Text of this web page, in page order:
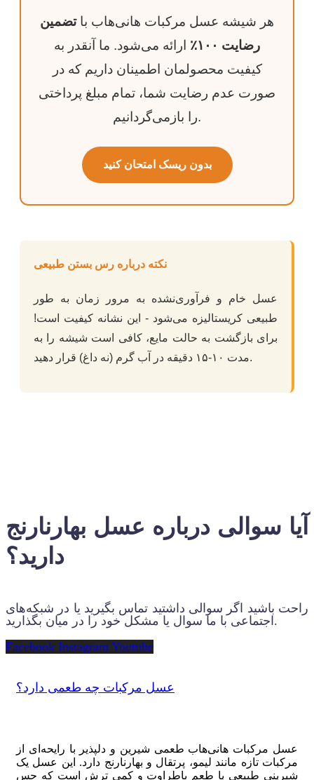
هر شیشه عسل مرکبات هانی‌هاب باتضمین
رضایت ۱۰۰٪
ارائه می‌شود. ما آنقدر به
کیفیت محصولمان اطمینان داریم که در
صورت عدم رضایت شما، تمام مبلغ پرداختی
را بازمی‌گردانیم.
بدون ریسک امتحان کنید
نکته درباره رس بستن طبیعی
عسل خام و فرآوری‌نشده به مرور زمان به طور
طبیعی کریستالیزه می‌شود - این نشانه کیفیت است!
برای بازگشت به حالت مایع، کافی است شیشه را به
مدت ۱۰-۱۵ دقیقه در آب گرم (نه داغ) قرار دهید.
آیا سوالی درباره عسل بهارنارنج
دارید؟
راحت باشید اگر سوالی داشتید تماس بگیرید یا در شبکه‌های
اجتماعی با ما سوال یا مشکل خود را در میان بگذارید.
Facebook Instagram Youtube
عسل مرکبات چه طعمی دارد؟
عسل مرکبات هانی‌هاب طعمی شیرین و دلپذیر با رایحه‌ای از
مرکبات تازه مانند لیمو، پرتقال و بهارنارنج دارد. این عسل یک
شیرینی طبیعی با طعم باطراوت و کمی ترش است که حس